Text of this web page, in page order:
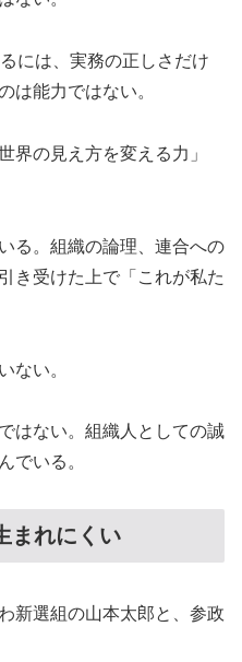
には、実務の正しさだけ
は能力ではない。
界の見え方を変える力」
る。組織の論理、連合への
き受けた上で「これが私た
ない。
はない。組織人としての誠
でいる。
まれにくい
新選組の山本太郎と、参政